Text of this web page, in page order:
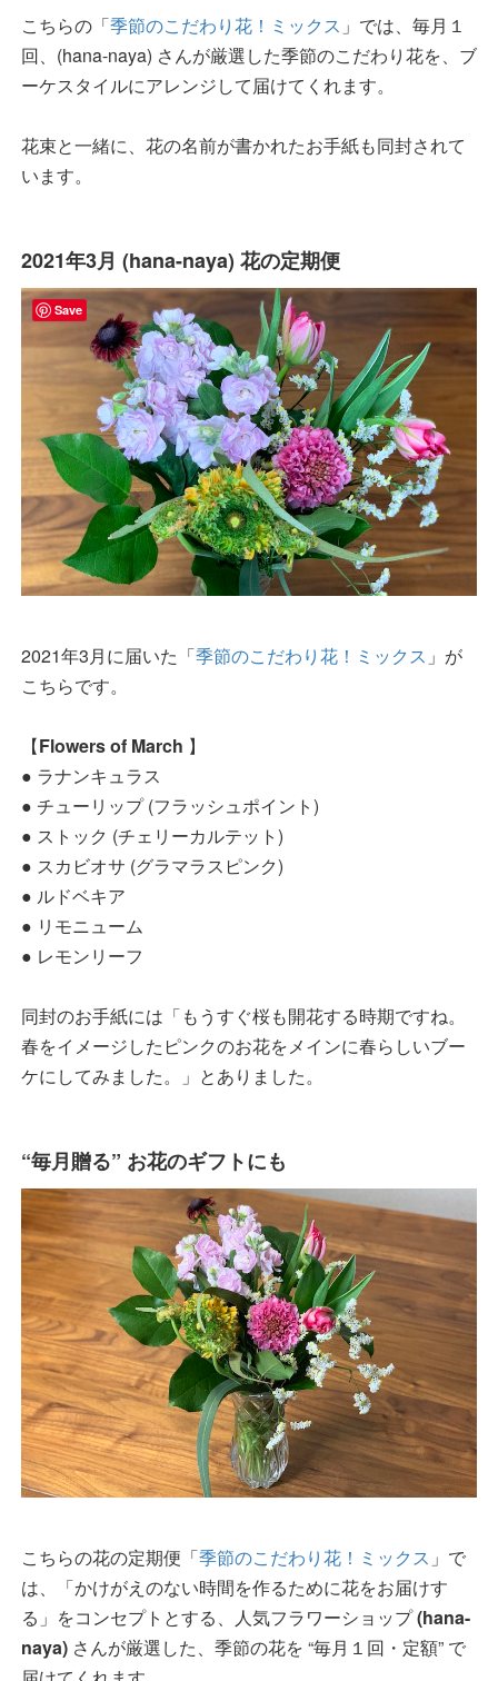
こちらの「季節のこだわり花！ミックス 」では、毎月１
回、(hana-naya) さんが厳選した季節のこだわり花を、ブ
ーケスタイルにアレンジして届けてくれます。
花束と一緒に、花の名前が書かれたお手紙も同封されて
います。
2021年3月 (hana-naya) 花の定期便
2021年3月に届いた「季節のこだわり花！ミックス 」が
こちらです。
【Flowers of March 】
● ラナンキュラス
● チューリップ (フラッシュポイント)
● ストック (チェリーカルテット)
● スカビオサ (グラマラスピンク)
● ルドベキア
● リモニューム
● レモンリーフ
同封のお手紙には「もうすぐ桜も開花する時期ですね。
春をイメージしたピンクのお花をメインに春らしいブー
ケにしてみました。」とありました。
“毎月贈る” お花のギフトにも
こちらの花の定期便「季節のこだわり花！ミックス 」で
は、「かけがえのない時間を作るために花をお届けす
る」をコンセプトとする、人気フラワーショップ(hana-
naya) さんが厳選した、季節の花を “毎月１回・定額” で
Save